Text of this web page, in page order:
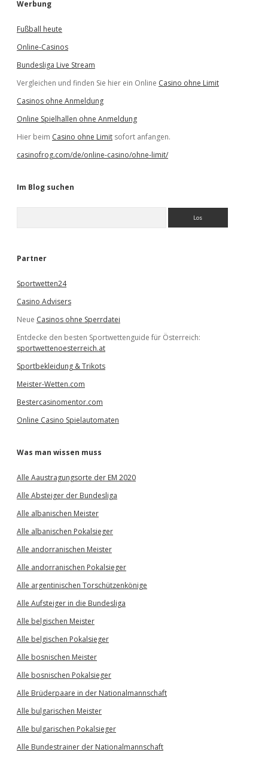
Werbung
Fußball heute
Online-Casinos
Bundesliga Live Stream
Vergleichen und finden Sie hier ein Online Casino ohne Limit
Casinos ohne Anmeldung
Online Spielhallen ohne Anmeldung
Hier beim Casino ohne Limit sofort anfangen.
casinofrog.com/de/online-casino/ohne-limit/
Im Blog suchen
e
Partner
Sportwetten24
Casino Advisers
Neue Casinos ohne Sperrdatei
Entdecke den besten Sportwettenguide für Österreich:
sportwettenoesterreich.at
Sportbekleidung & Trikots
Meister-Wetten.com
Bestercasinomentor.com
Online Casino Spielautomaten
Was man wissen muss
Alle Aaustragungsorte der EM 2020
Alle Absteiger der Bundesliga
Alle albanischen Meister
Alle albanischen Pokalsieger
Alle andorranischen Meister
Alle andorranischen Pokalsieger
Alle argentinischen Torschützenkönige
Alle Aufsteiger in die Bundesliga
Alle belgischen Meister
Alle belgischen Pokalsieger
Alle bosnischen Meister
Alle bosnischen Pokalsieger
Alle Brüderpaare in der Nationalmannschaft
Alle bulgarischen Meister
Alle bulgarischen Pokalsieger
Alle Bundestrainer der Nationalmannschaft